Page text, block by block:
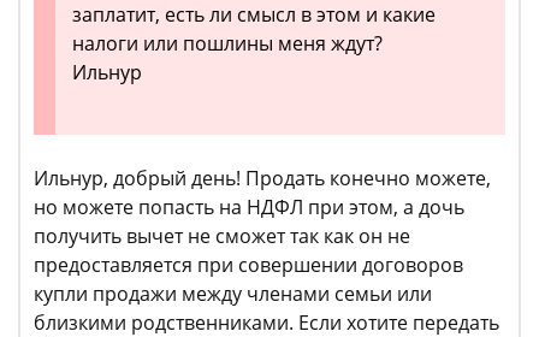
заплатит, есть ли смысл в этом и какие
налоги или пошлины меня ждут?
Ильнур
Ильнур, добрый день! Продать конечно можете,
но можете попасть на НДФЛ при этом, а дочь
получить вычет не сможет так как он не
предоставляется при совершении договоров
купли продажи между членами семьи или
близкими родственниками. Если хотите передать